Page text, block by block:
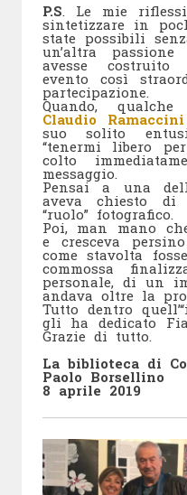
P.S . Le mie
sintetizzare in
state possibili
un’altra
avesse costruito
evento così
partecipazione.
Quando,
Claudio Ramaccini
suo solito
“tenermi libero
colto
messaggio.
Pensai a una
aveva chiesto
“ruolo” fotografico.
Poi, man mano
e cresceva
come stavolta
commossa
personale, di un
andava oltre la
Tutto dentro
gli ha dedicato
Grazie di tutto.
La biblioteca di
Paolo Borsellino
8 aprile 2019